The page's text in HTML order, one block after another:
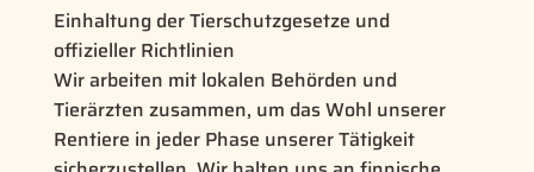
Einhaltung der Tierschutzgesetze und
offizieller Richtlinien
Wir arbeiten mit lokalen Behörden und
Tierärzten zusammen, um das Wohl unserer
Rentiere in jeder Phase unserer Tätigkeit